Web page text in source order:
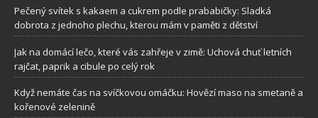
Pečený svítek s kakaem a cukrem podle prababičky: Sladká
dobrota z jednoho plechu, kterou mám v paměti z dětství
Jak na domácí lečo, které vás zahřeje v zimě: Uchová chuť letních
rajčat, paprik a cibule po celý rok
Když nemáte čas na svíčkovou omáčku: Hovězí maso na smetaně a
kořenové zelenině